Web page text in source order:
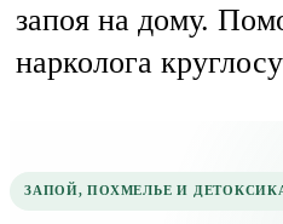
запоя на дому.
нарколога
ЗАПОЙ, ПОХМЕЛЬЕ И